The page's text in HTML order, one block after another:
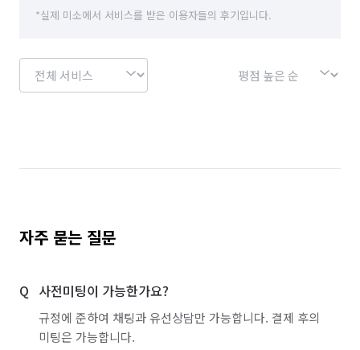
대구 군위군
*실제 미소에서 서비스를 받은 이용자들의 후기입니다.
자주 묻는 질문
사전미팅이 가능한가요?
규정에 준하여 채팅과 유선상담만 가능합니다. 결제 후의
미팅은 가능합니다.